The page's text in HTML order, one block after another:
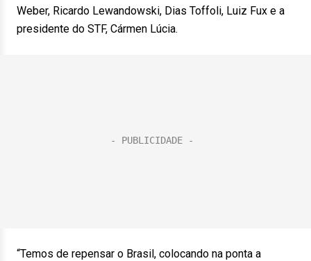
Weber, Ricardo Lewandowski, Dias Toffoli, Luiz Fux e a
presidente do STF, Cármen Lúcia.
“Temos de repensar o Brasil, colocando na ponta a